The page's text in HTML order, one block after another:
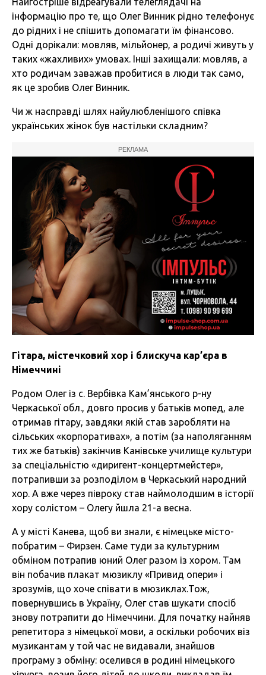
інформацію про те, що Олег Винник рідно телефонує
до рідних і не спішить допомагати їм фінансово.
Одні дорікали: мовляв, мільйонер, а родичі живуть у
таких «жахливих» умовах. Інші захищали: мовляв, а
хто родичам заважав пробитися в люди так само,
як це зробив Олег Винник.
Чи ж насправді шлях найулюбленішого співка
українських жінок був настільки складним?
РЕКЛАМА
Гітара, містечковий хор і блискуча кар’єра в
Німеччині
Родом Олег із с. Вербівка Кам’янського р-ну
Черкаської обл., довго просив у батьків мопед, але
отримав гітару, завдяки якій став заробляти на
сільських «корпоративах», а потім (за наполяганням
тих же батьків) закінчив Канівське училище культури
за спеціальністю «диригент-концертмейстер»,
потрапивши за розподілом в Черкаський народний
хор. А вже через півроку став наймолодшим в історії
хору солістом – Олегу йшла 21-а весна.
А у місті Канева, щоб ви знали, є німецьке місто-
побратим – Фирзен. Саме туди за культурним
обміном потрапив юний Олег разом із хором. Там
він побачив плакат мюзиклу «Привид опери» і
зрозумів, що хоче співати в мюзиклах.Тож,
повернувшись в Україну, Олег став шукати спосіб
знову потрапити до Німеччини. Для початку найняв
репетитора з німецької мови, а оскільки робочих віз
музикантам у той час не видавали, знайшов
програму з обміну: оселився в родині німецького